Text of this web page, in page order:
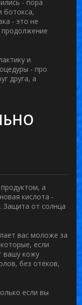
- пора
ботокса,
- это не
продолжение
и
- про
друга, а
а
кислота -
Защита от солнца
вас моложе за
если
вашу кожу
без отёков,
если вы